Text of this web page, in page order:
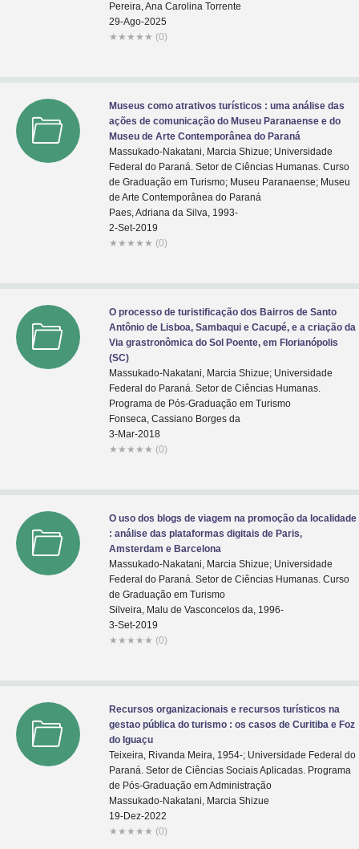
Pereira, Ana Carolina Torrente
29-Ago-2025
★ ★ ★ ★ ★ (0)
Museus como atrativos turísticos : uma análise das
ações de comunicação do Museu Paranaense e do
Museu de Arte Contemporânea do Paraná
Massukado-Nakatani, Marcia Shizue; Universidade
Federal do Paraná. Setor de Ciências Humanas. Curso
de Graduação em Turismo; Museu Paranaense; Museu
de Arte Contemporânea do Paraná
Paes, Adriana da Silva, 1993-
2-Set-2019
★ ★ ★ ★ ★ (0)
O processo de turistificação dos Bairros de Santo
Antônio de Lisboa, Sambaqui e Cacupé, e a criação da
Via grastronômica do Sol Poente, em Florianópolis
(SC)
Massukado-Nakatani, Marcia Shizue; Universidade
Federal do Paraná. Setor de Ciências Humanas.
Programa de Pós-Graduação em Turismo
Fonseca, Cassiano Borges da
3-Mar-2018
★ ★ ★ ★ ★ (0)
O uso dos blogs de viagem na promoção da localidade
: análise das plataformas digitais de Paris,
Amsterdam e Barcelona
Massukado-Nakatani, Marcia Shizue; Universidade
Federal do Paraná. Setor de Ciências Humanas. Curso
de Graduação em Turismo
Silveira, Malu de Vasconcelos da, 1996-
3-Set-2019
★ ★ ★ ★ ★ (0)
Recursos organizacionais e recursos turísticos na
gestao pública do turismo : os casos de Curitiba e Foz
do Iguaçu
Teixeira, Rivanda Meira, 1954-; Universidade Federal do
Paraná. Setor de Ciências Sociais Aplicadas. Programa
de Pós-Graduação em Administração
Massukado-Nakatani, Marcia Shizue
19-Dez-2022
★ ★ ★ ★ ★ (0)